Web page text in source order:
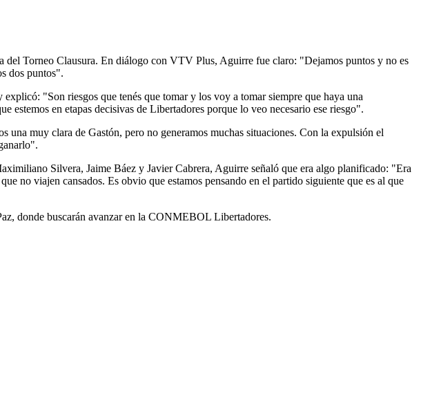
del Torneo Clausura. En diálogo con VTV Plus, Aguirre fue claro: "Dejamos puntos y no es
dos puntos".
"Son riesgos que tenés que tomar y los voy a tomar siempre que haya una
en etapas decisivas de Libertadores porque lo veo necesario ese riesgo".
muy clara de Gastón, pero no generamos muchas situaciones. Con la expulsión el
Silvera, Jaime Báez y Javier Cabrera, Aguirre señaló que era algo planificado: "Era
no viajen cansados. Es obvio que estamos pensando en el partido siguiente que es al que
donde buscarán avanzar en la CONMEBOL Libertadores.